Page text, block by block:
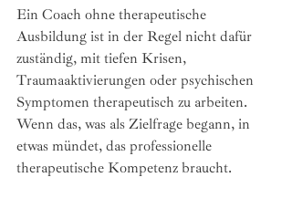
Ein Coach ohne therapeutische
Ausbildung ist in der Regel nicht dafür
zuständig, mit tiefen Krisen,
Traumaaktivierungen oder psychischen
Symptomen therapeutisch zu arbeiten.
Wenn das, was als Zielfrage begann, in
etwas mündet, das professionelle
therapeutische Kompetenz braucht.